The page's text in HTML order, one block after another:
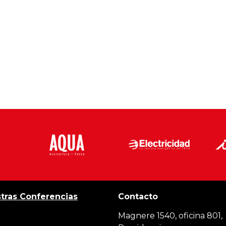
Conferencias Contacto
Magnere 1540, oficina 801,